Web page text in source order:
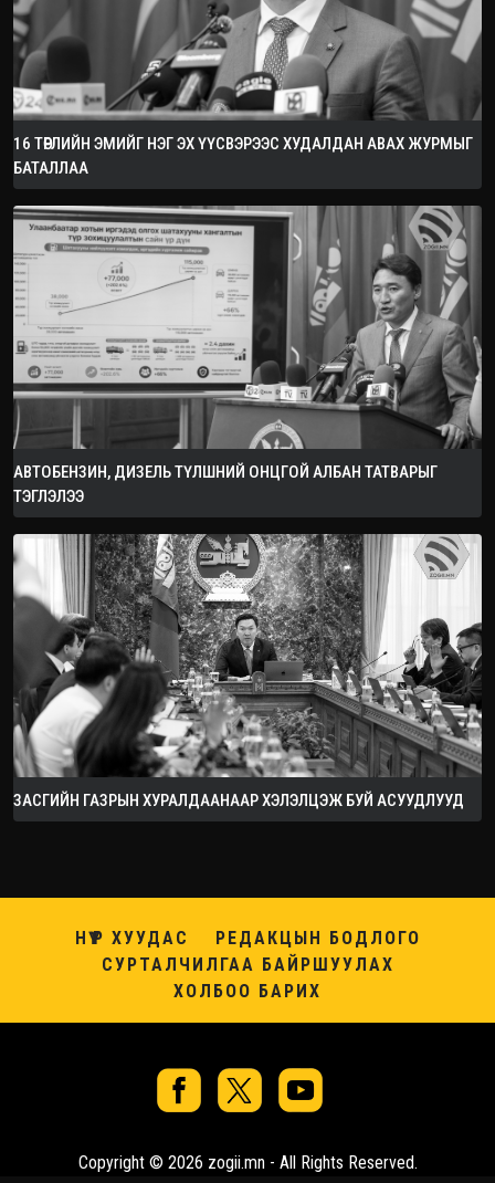
16 ТӨРЛИЙН ЭМИЙГ НЭГ ЭХ ҮҮСВЭРЭЭС ХУДАЛДАН АВАХ ЖУРМЫГ
БАТАЛЛАА
АВТОБЕНЗИН, ДИЗЕЛЬ ТҮЛШНИЙ ОНЦГОЙ АЛБАН ТАТВАРЫГ
ТЭГЛЭЛЭЭ
ЗАСГИЙН ГАЗРЫН ХУРАЛДААНААР ХЭЛЭЛЦЭЖ БУЙ АСУУДЛУУД
НҮҮР ХУУДАС
РЕДАКЦЫН БОДЛОГО
СУРТАЛЧИЛГАА БАЙРШУУЛАХ
ХОЛБОО БАРИХ
Copyright © 2026 zogii.mn - All Rights Reserved.